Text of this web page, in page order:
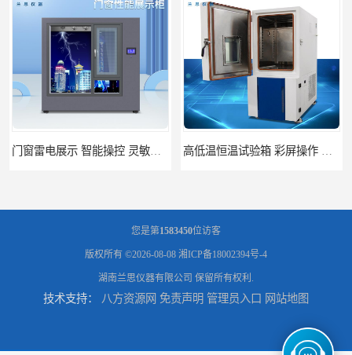
门窗风雨测试机 操作简单 使用寿命长 恒温恒湿试验箱制造商 操作简单 美观实用 清洁更方便
您是第1583450位访客
版权所有 ©2026-08-08 湘ICP备18002394号-4
湖南兰思仪器有限公司 保留所有权利.
技术支持： 八方资源网 免责声明 管理员入口 网站地图